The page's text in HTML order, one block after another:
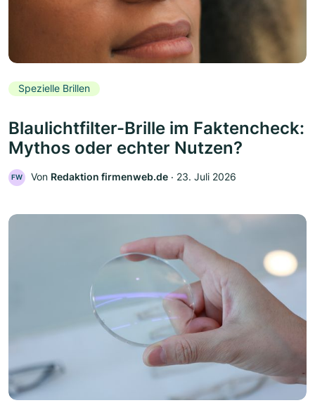
Spezielle Brillen
Blaulichtfilter-Brille im Faktencheck:
Mythos oder echter Nutzen?
FW Von Redaktion firmenweb.de ‧ 23. Juli 2026